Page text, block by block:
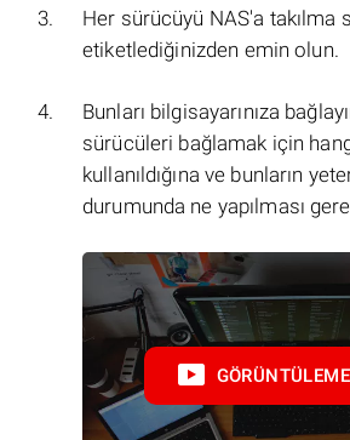
Her sürücüyü NAS'a takılma
etiketlediğinizden emin olun.
Bunları bilgisayarınıza
sürücüleri bağlamak için
kullanıldığına ve bunların
durumunda ne yapılması